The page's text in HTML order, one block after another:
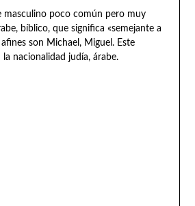
masculino poco común pero muy
bíblico, que significa «semejante a
son Michael, Miguel. Este
nacionalidad judía, árabe.